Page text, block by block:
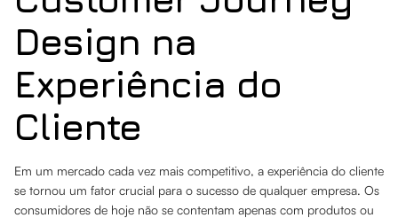
Design na
Experiência do
Cliente
Em um mercado cada vez mais competitivo, a experiência do cliente
se tornou um fator crucial para o sucesso de qualquer empresa. Os
consumidores de hoje não se contentam apenas com produtos ou